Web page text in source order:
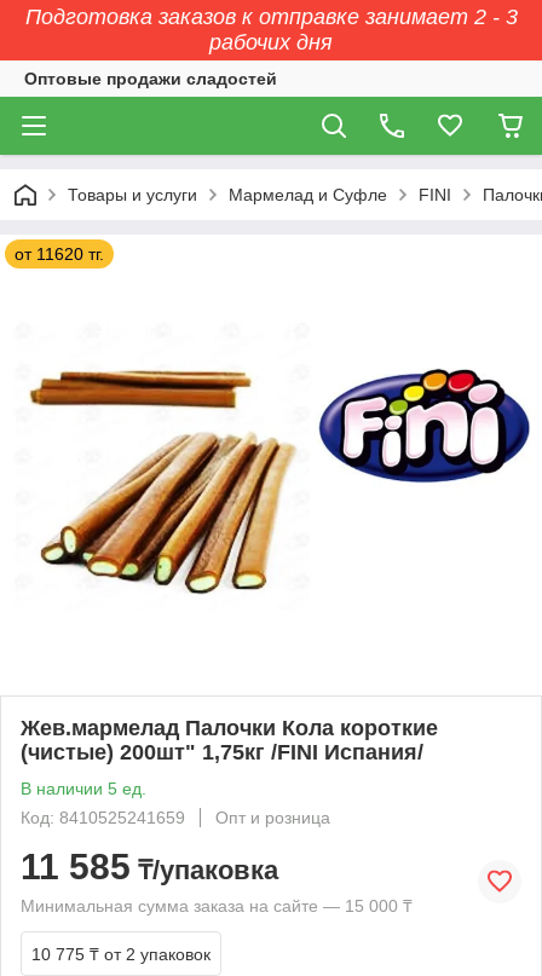
Подготовка заказов к отправке занимает 2 - 3
рабочих дня
Оптовые продажи сладостей
Товары и услуги Мармелад и Суфле FINI
от 11620 тг.
Жев.мармелад Палочки Кола короткие
(чистые) 200шт" 1,75кг /FINI Испания/
В наличии 5 ед.
Код: 8410525241659
Опт и розница
11 585 ₸/упаковка
Минимальная сумма заказа на сайте — 15 000 ₸
10 775 ₸ от 2 упаковок